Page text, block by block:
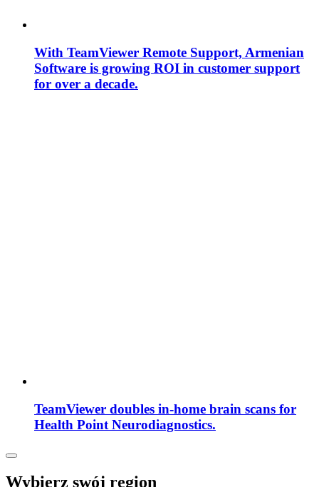
With TeamViewer Remote Support, Armenian
Software is growing ROI in customer support
for over a decade.
TeamViewer doubles in-home brain scans for
Health Point Neurodiagnostics.
Wybierz swój region